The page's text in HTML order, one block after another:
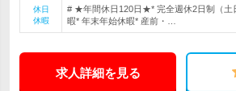
休日
休暇
# ★年間休日120日★* 完全週休2日制（土
暇* 年末年始休暇* 産前・…
求人詳細を見る